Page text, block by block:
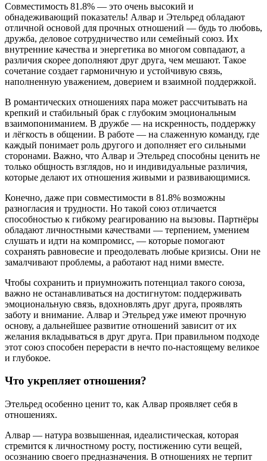
Совместимость 81.8% — это очень высокий и
обнадеживающий показатель! Алвар и Этельред обладают
отличной основой для прочных отношений — будь то любовь,
дружба, деловое сотрудничество или семейный союз. Их
внутренние качества и энергетика во многом совпадают, а
различия скорее дополняют друг друга, чем мешают. Такое
сочетание создает гармоничную и устойчивую связь,
наполненную уважением, доверием и взаимной поддержкой.
В романтических отношениях пара может рассчитывать на
крепкий и стабильный брак с глубоким эмоциональным
взаимопониманием. В дружбе — на искренность, поддержку
и лёгкость в общении. В работе — на слаженную команду, где
каждый понимает роль другого и дополняет его сильными
сторонами. Важно, что Алвар и Этельред способны ценить не
только общность взглядов, но и индивидуальные различия,
которые делают их отношения живыми и развивающимися.
Конечно, даже при совместимости в 81.8% возможны
разногласия и трудности. Но такой союз отличается
способностью к гибкому реагированию на вызовы. Партнёры
обладают личностными качествами — терпением, умением
слушать и идти на компромисс, — которые помогают
сохранять равновесие и преодолевать любые кризисы. Они не
замалчивают проблемы, а работают над ними вместе.
Чтобы сохранить и приумножить потенциал такого союза,
важно не останавливаться на достигнутом: поддерживать
эмоциональную связь, вдохновлять друг друга, проявлять
заботу и внимание. Алвар и Этельред уже имеют прочную
основу, а дальнейшее развитие отношений зависит от их
желания вкладываться в друг друга. При правильном подходе
этот союз способен перерасти в нечто по-настоящему великое
и глубокое.
Что укрепляет отношения?
Этельред особенно ценит то, как Алвар проявляет себя в
отношениях.
Алвар — натура возвышенная, идеалистическая, которая
стремится к личностному росту, постижению сути вещей,
осознанию своего предназначения. В отношениях не терпит